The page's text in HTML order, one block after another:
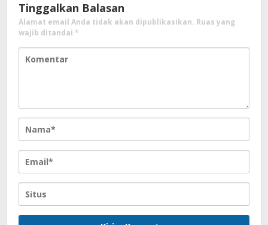
Tinggalkan Balasan
Alamat email Anda tidak akan dipublikasikan. Ruas yang
wajib ditandai *